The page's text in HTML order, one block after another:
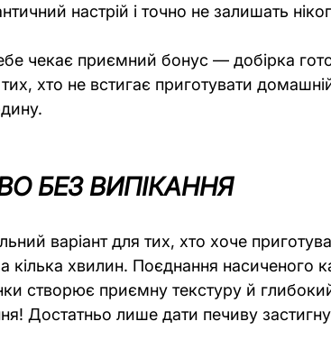
настрій і точно не залишать
чекає приємний бонус — добірка
хто не встигає приготувати
БЕЗ ВИПІКАННЯ
варіант для тих, хто хоче
кілька хвилин. Поєднання насиченого
створює приємну текстуру й
Достатньо лише дати печиву